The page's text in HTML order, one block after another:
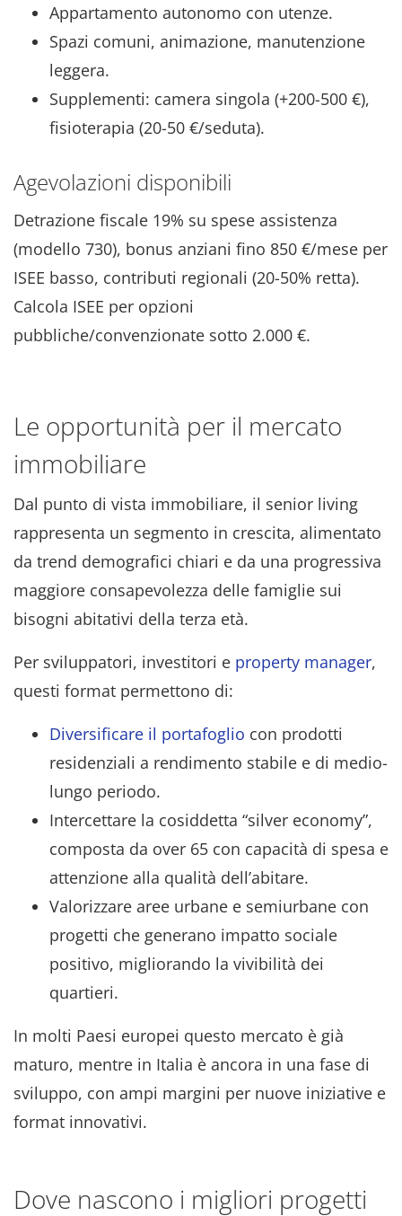
Appartamento autonomo con utenze.
Spazi comuni, animazione, manutenzione
leggera.
Supplementi: camera singola (+200-500 €),
fisioterapia (20-50 €/seduta).
Agevolazioni disponibili
Detrazione fiscale 19% su spese assistenza
(modello 730), bonus anziani fino 850 €/mese per
ISEE basso, contributi regionali (20-50% retta).
Calcola ISEE per opzioni
pubbliche/convenzionate sotto 2.000 €.
Le opportunità per il mercato
immobiliare
Dal punto di vista immobiliare, il senior living
rappresenta un segmento in crescita, alimentato
da trend demografici chiari e da una progressiva
maggiore consapevolezza delle famiglie sui
bisogni abitativi della terza età.
Per sviluppatori, investitori e property manager,
questi format permettono di:
Diversificare il portafoglio con prodotti
residenziali a rendimento stabile e di medio-
lungo periodo.
Intercettare la cosiddetta “silver economy”,
composta da over 65 con capacità di spesa e
attenzione alla qualità dell’abitare.
Valorizzare aree urbane e semiurbane con
progetti che generano impatto sociale
positivo, migliorando la vivibilità dei
quartieri.
In molti Paesi europei questo mercato è già
maturo, mentre in Italia è ancora in una fase di
sviluppo, con ampi margini per nuove iniziative e
format innovativi.
Dove nascono i migliori progetti